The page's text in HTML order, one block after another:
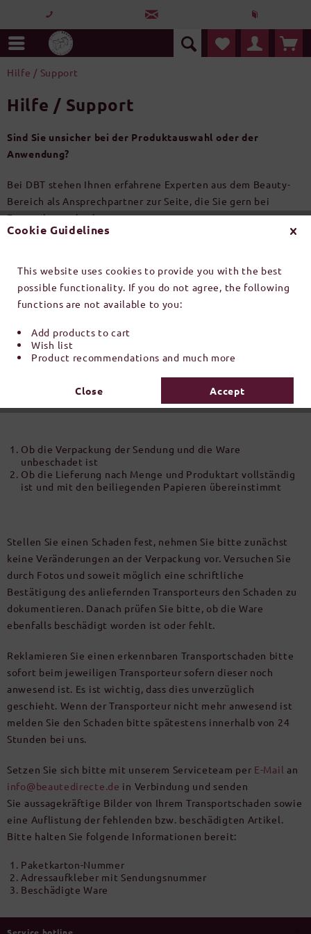
Hilfe / Support
Hilfe / Support
Sind Sie unsicher bei der Produktauswahl oder der
Anwendung?
Bei DBT stehen Ihnen erfahrene Experten aus dem Beauty-
Bereich als Ansprechpartner zur Seite, die Sie gern bei
Fragen kostenlos beraten.
Anwendungsanleitungen auf die Verpackung angebracht.
Zahlreiche ausführliche Anleitungen stehen für Kunden auf
Anfrage als Ausdruck oder pdf zur Verfügung.
Transportschaden
Bitte prüfen Sie sofort nach Erhalt der Sendung
Ob die Verpackung der Sendung und die Ware
unbeschadet ist
Ob die Lieferung nach Menge und Produktart vollständig
ist und mit den beiliegenden Papieren übereinstimmt
Stellen Sie einen Schaden fest, nehmen Sie bitte zunächst
keine Veränderungen an der Verpackung vor. Versuchen Sie
durch Fotos und soweit möglich eine schriftliche
Bestätigung des anliefernden Transporteurs den Schaden zu
dokumentieren. Danach prüfen Sie bitte, ob die Ware
ebenfalls beschädigt worden ist oder fehlt.
Reklamieren Sie einen erkennbaren Transportschaden bitte
sofort beim jeweiligen Transporteur sofern dieser noch
anwesend ist. Es ist wichtig, dass dies unverzüglich
geschieht. Wenn der Transporteur nicht mehr anwesend ist
melden Sie den Schaden bitte spätestens innerhalb von 24
Stunden bei uns.
Setzen Sie sich bitte mit unserem Serviceteam per E-Mail an
info@beautedirecte.de in Verbindung und senden
Sie aussagekräftige Bilder von Ihrem Transportschaden sowie
eine Auflistung der fehlenden bzw. beschädigten Artikel.
Bitte halten Sie folgende Informationen bereit:
Paketkarton-Nummer
Adressaufkleber mit Sendungsnummer
Beschädigte Ware
Cookie Guidelines
This website uses cookies to provide you with the best
possible functionality. If you do not agree, the following
functions are not available to you:
Add products to cart
Wish list
Product recommendations and much more
Accept
Close